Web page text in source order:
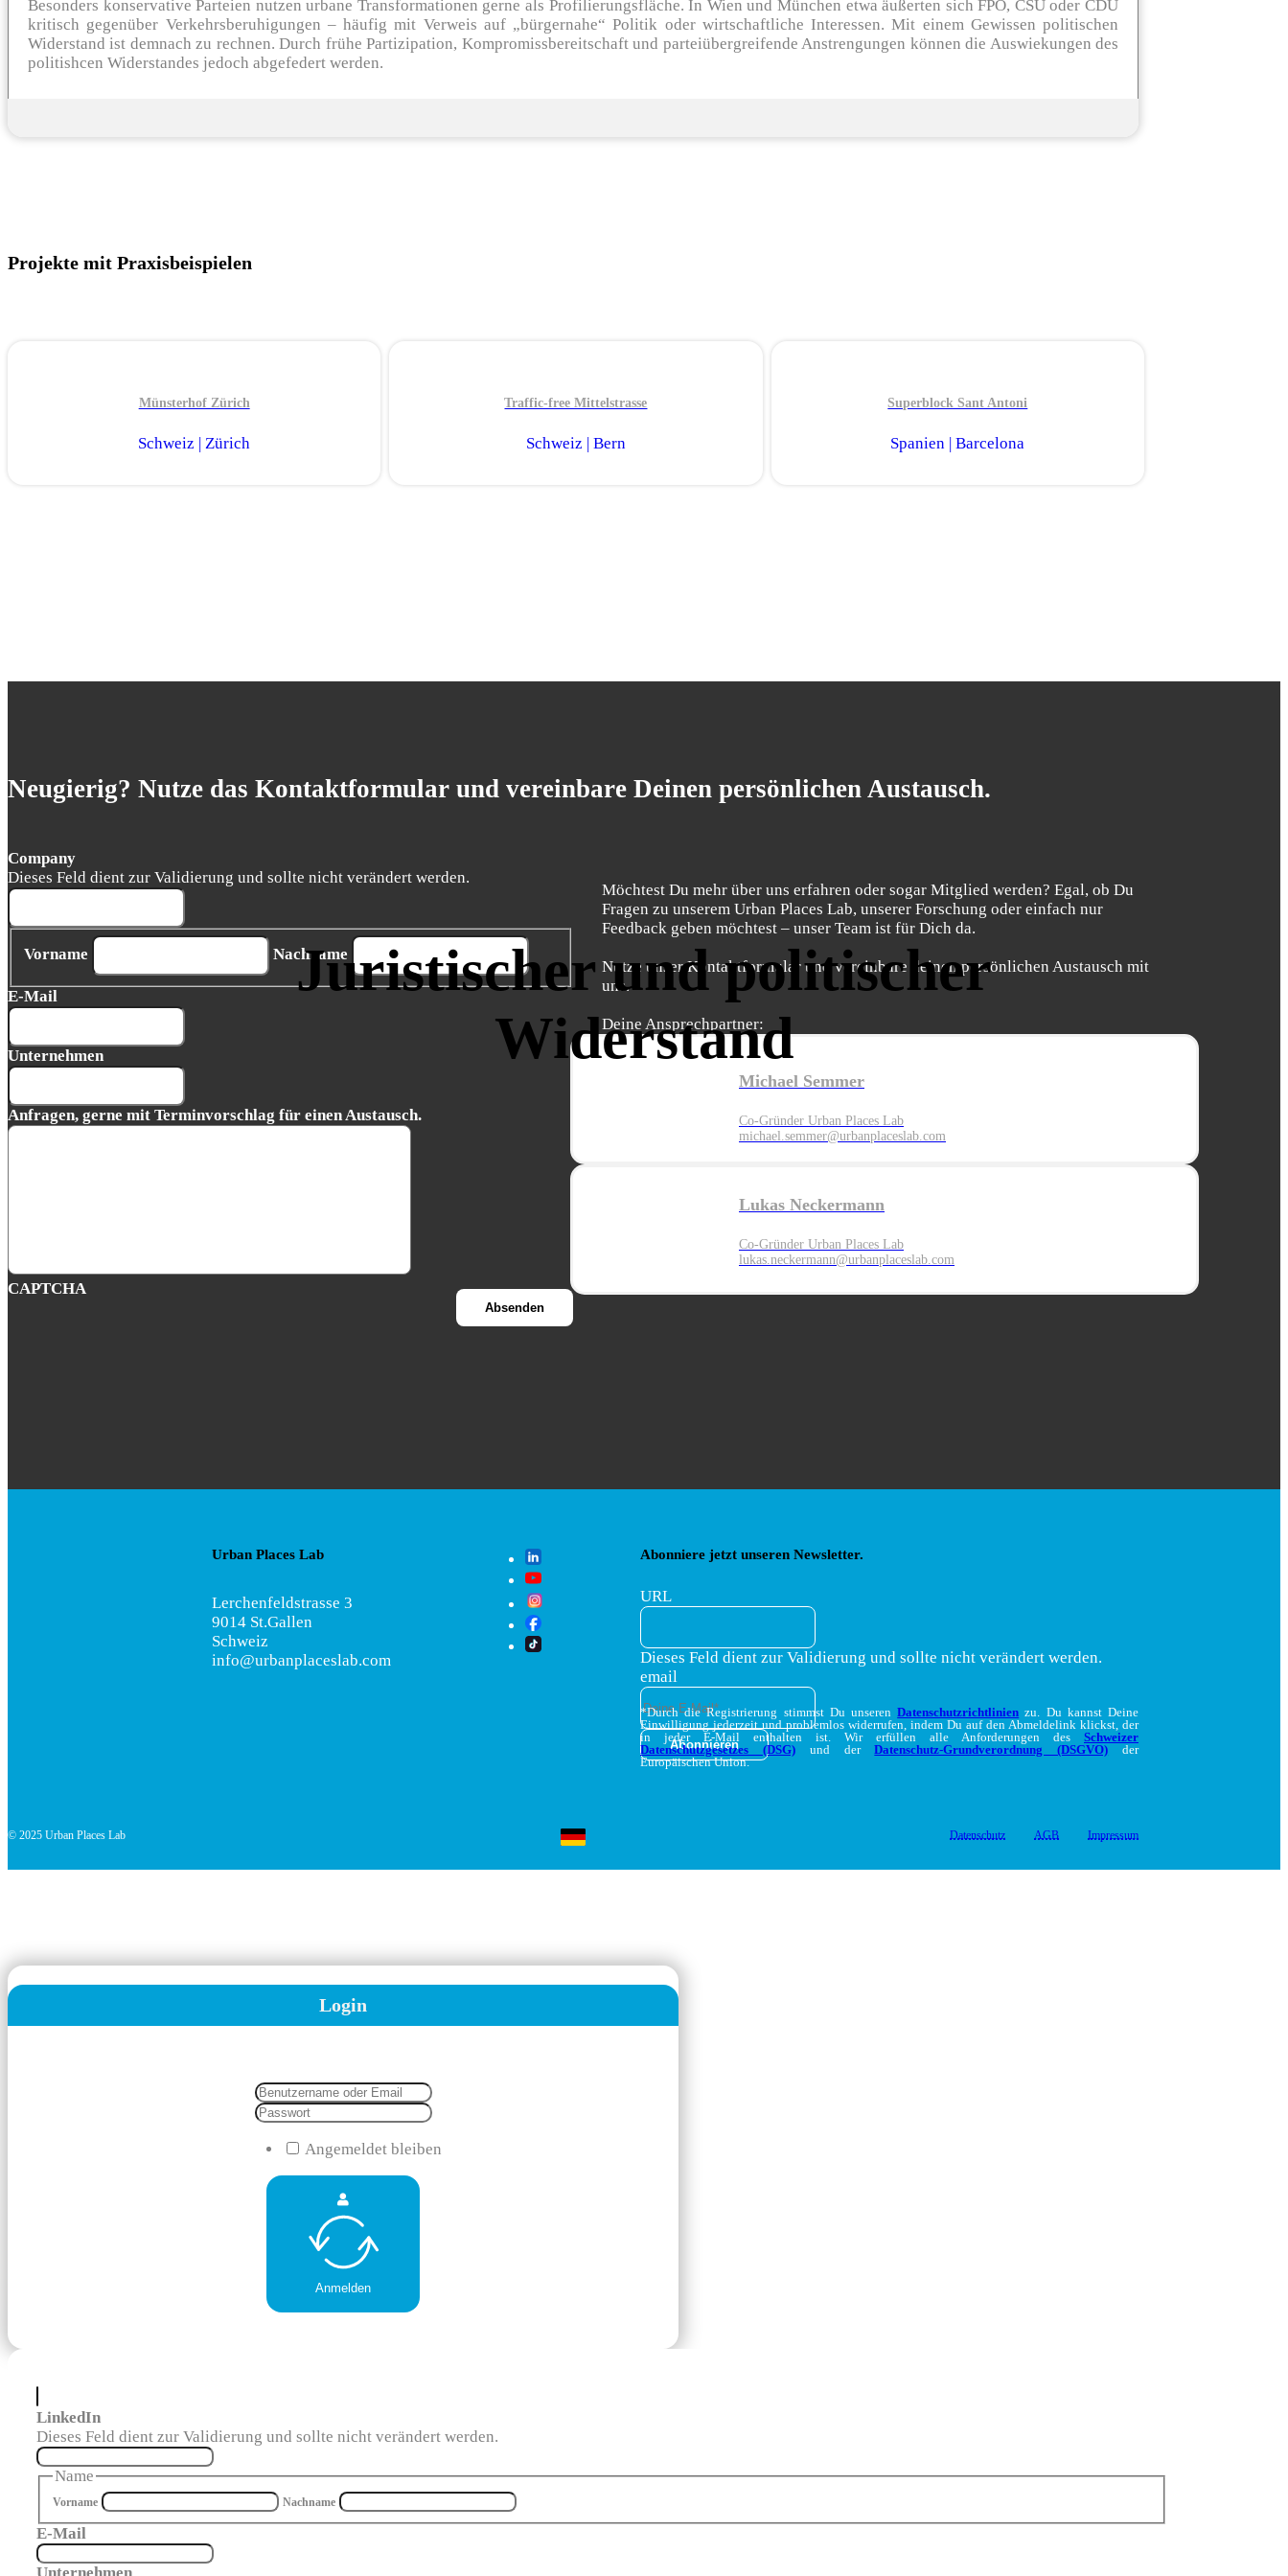
Juristischer und politischer
Widerstand
Besonders konservative Parteien nutzen urbane Transformationen gerne als Profilierungsfläche. In Wien und München etwa äußerten sich FPÖ, CSU oder CDU
kritisch gegenüber Verkehrsberuhigungen – häufig mit Verweis auf „bürgernahe“ Politik oder wirtschaftliche Interessen. Mit einem Gewissen politischen
Widerstand ist demnach zu rechnen. Durch frühe Partizipation, Kompromissbereitschaft und parteiübergreifende Anstrengungen können die Auswiekungen des
politishcen Widerstandes jedoch abgefedert werden.
Projekte mit Praxisbeispielen
Münsterhof Zürich
Schweiz | Zürich
Traffic-free Mittelstrasse
Schweiz | Bern
Superblock Sant Antoni
Spanien | Barcelona
Neugierig? Nutze das Kontaktformular und vereinbare Deinen persönlichen Austausch.
Company
Dieses Feld dient zur Validierung und sollte nicht verändert werden.
Vorname Nachname
E-Mail
Unternehmen
Anfragen, gerne mit Terminvorschlag für einen Austausch.
CAPTCHA
Möchtest Du mehr über uns erfahren oder sogar Mitglied werden? Egal, ob Du
Fragen zu unserem Urban Places Lab, unserer Forschung oder einfach nur
Feedback geben möchtest – unser Team ist für Dich da.
Nutze unser Kontaktformular und vereinbare deinen persönlichen Austausch mit
uns.
Deine Ansprechpartner:
Michael Semmer
Co-Gründer Urban Places Lab
michael.semmer@urbanplaceslab.com
Lukas Neckermann
Co-Gründer Urban Places Lab
lukas.neckermann@urbanplaceslab.com
Urban Places Lab
Lerchenfeldstrasse 3
9014 St.Gallen
Schweiz
info@urbanplaceslab.com
Abonniere jetzt unseren Newsletter.
URL
Dieses Feld dient zur Validierung und sollte nicht verändert werden.
email
*Durch die Registrierung stimmst Du unserenDatenschutzrichtlinien zu. Du kannst Deine
Einwilligung jederzeit und problemlos widerrufen, indem Du auf den Abmeldelink klickst, der
in jeder E-Mail enthalten ist. Wir erfüllen alle Anforderungen des Schweizer
Datenschutzgesetzes (DSG)und derDatenschutz-Grundverordnung (DSGVO) der
Europäischen Union.
© 2025 Urban Places Lab Datenschutz AGB Impressum
Login
Angemeldet bleiben
Anmelden
LinkedIn
Dieses Feld dient zur Validierung und sollte nicht verändert werden.
Name
Vorname Nachname
E-Mail